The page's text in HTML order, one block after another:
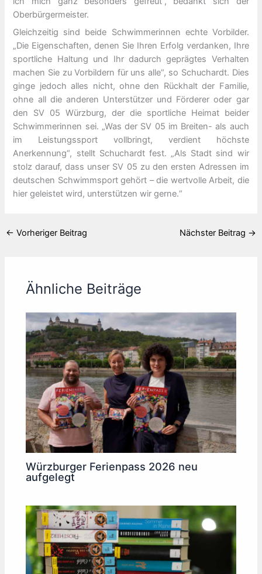
Oberbürgermeister.
Gleichzeitig sind beide Schwimmerinnen echte Vorbilder.
„Die Eigenschaften, denen Sie Ihren Erfolg verdanken, Ihre
sportliche Haltung und Ihr dadurch geprägtes Verhalten
machen Sie zu Vorbildern für uns alle“, so Schuchardt. Dies
ginge jedoch alles nicht, ohne den Rückhalt der Familie,
ohne all die anderen Unterstützer und Förderer oder gar
den SV 05 Würzburg, der die sportliche Heimat beider
Schwimmerinnen sei. „Was der SV 05 im Breiten- als auch
im Leistungssport vollbringt, verdient höchste
Anerkennung“, stellt Schuchardt fest. „Als Stadt sind wir
stolz darauf, dass unser SV 05 zu den ersten Adressen im
deutschen Schwimmsport gehört – die wertvolle Arbeit, die
hier geleistet wird, unterstützen wir gerne.“
← Vorheriger Beitrag Nächster Beitrag →
Ähnliche Beiträge
Würzburger Ferienpass 2026 neu
aufgelegt